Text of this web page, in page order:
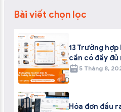
Bài viết chọn lọc
13 Trường
cần có đầy đủ
5 Tháng 8,
Hóa đơn đầu